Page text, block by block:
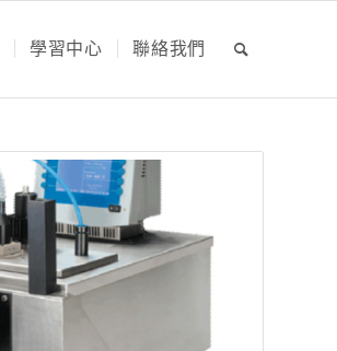
學習中心 聯絡我們